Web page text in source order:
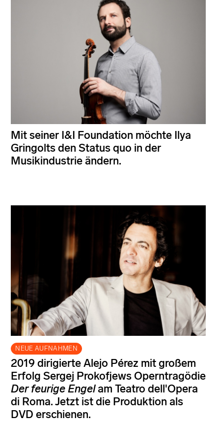
Mit seiner I&I Foundation möchte Ilya
Gringolts den Status quo in der
Musikindustrie ändern.
NEUE AUFNAHMEN
2019 dirigierte Alejo Pérez mit großem
Erfolg Sergej Prokofjews Operntragödie
Der feurige Engelam Teatro dell'Opera
di Roma. Jetzt ist die Produktion als
DVD erschienen.